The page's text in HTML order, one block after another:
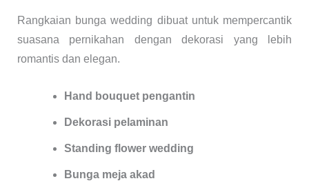
Rangkaian bunga wedding dibuat untuk mempercantik
suasana pernikahan dengan dekorasi yang lebih
romantis dan elegan.
Hand bouquet pengantin
Dekorasi pelaminan
Standing flower wedding
Bunga meja akad